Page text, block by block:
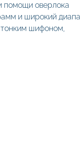
помощи оверлока
и широкий
тонким шифоном,